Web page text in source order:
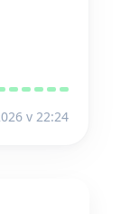
v 22:24